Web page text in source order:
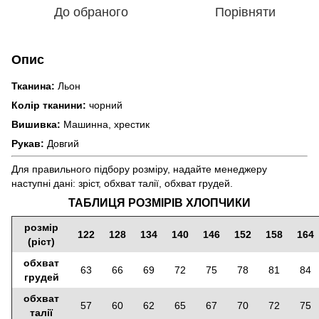
До обраного Порівняти
Опис
Тканина: Льон
Колір тканини: чорний
Вишивка: Машинна, хрестик
Рукав: Довгий
Для правильного підбору розміру, надайте менеджеру
наступні дані: зріст, обхват талії, обхват грудей.
ТАБЛИЦЯ РОЗМІРІВ ХЛОПЧИКИ
розмір
(ріст)
122 128 134 140 146 152 158 164
обхват
грудей
63 66 69 72 75 78 81 84
обхват
талії
57 60 62 65 67 70 72 75